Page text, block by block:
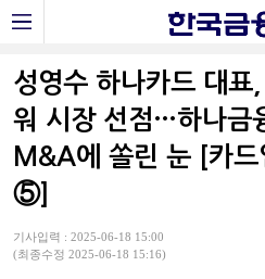
성영수 하나카드 대표
워 시장 선점…하나금
M&A에 쏠린 눈 [카드
⑤]
기사입력 : 2025-06-18 15:00
(최종수정 2025-06-18 15:16)